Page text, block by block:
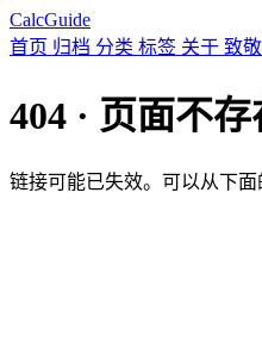
CalcGuide
首页 归档 分类 标签 关于 致
404 · 页面不存
链接可能已失效。可以从下